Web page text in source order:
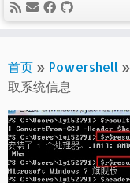
首页 » Powershell »
取系统信息